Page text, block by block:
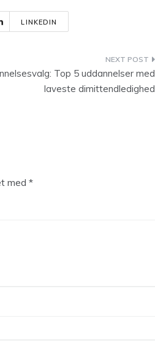
LINKEDIN
Top 5 uddannelser med
laveste dimittendledighed
med *